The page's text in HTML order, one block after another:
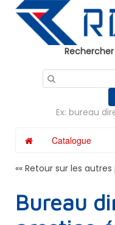
Ex: bureau
Catalogue
«« Retour sur les
Bureau
Panneau de gestion des